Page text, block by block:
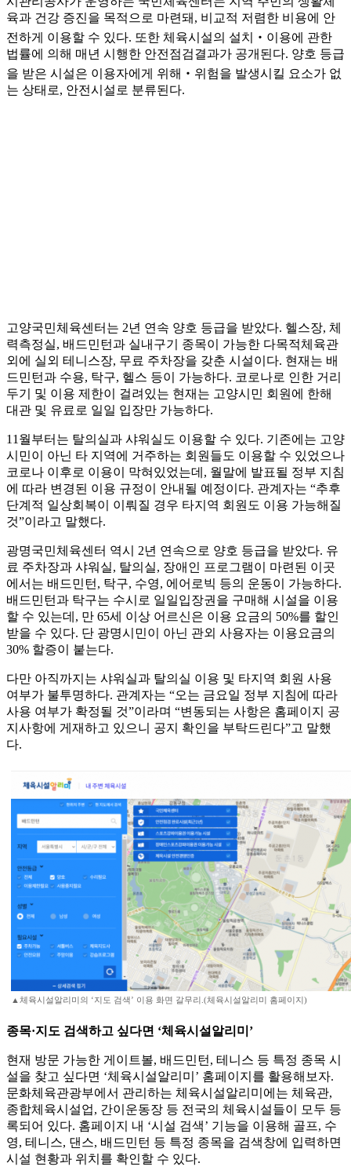
육과 건강 증진을 목적으로 마련돼, 비교적 저렴한 비용에 안
전하게 이용할 수 있다. 또한 체육시설의 설치‧이용에 관한
법률에 의해 매년 시행한 안전점검결과가 공개된다. 양호 등급
을 받은 시설은 이용자에게 위해‧위험을 발생시킬 요소가 없
는 상태로, 안전시설로 분류된다.
고양국민체육센터는 2년 연속 양호 등급을 받았다. 헬스장, 체
력측정실, 배드민턴과 실내구기 종목이 가능한 다목적체육관
외에 실외 테니스장, 무료 주차장을 갖춘 시설이다. 현재는 배
드민턴과 수용, 탁구, 헬스 등이 가능하다. 코로나로 인한 거리
두기 및 이용 제한이 걸려있는 현재는 고양시민 회원에 한해
대관 및 유료로 일일 입장만 가능하다.
11월부터는 탈의실과 샤워실도 이용할 수 있다. 기존에는 고양
시민이 아닌 타 지역에 거주하는 회원들도 이용할 수 있었으나
코로나 이후로 이용이 막혀있었는데, 월말에 발표될 정부 지침
에 따라 변경된 이용 규정이 안내될 예정이다. 관계자는 “추후
단계적 일상회복이 이뤄질 경우 타지역 회원도 이용 가능해질
것”이라고 말했다.
광명국민체육센터 역시 2년 연속으로 양호 등급을 받았다. 유
료 주차장과 샤워실, 탈의실, 장애인 프로그램이 마련된 이곳
에서는 배드민턴, 탁구, 수영, 에어로빅 등의 운동이 가능하다.
배드민턴과 탁구는 수시로 일일입장권을 구매해 시설을 이용
할 수 있는데, 만 65세 이상 어르신은 이용 요금의 50%를 할인
받을 수 있다. 단 광명시민이 아닌 관외 사용자는 이용요금의
30% 할증이 붙는다.
다만 아직까지는 샤워실과 탈의실 이용 및 타지역 회원 사용
여부가 불투명하다. 관계자는 “오는 금요일 정부 지침에 따라
사용 여부가 확정될 것”이라며 “변동되는 사항은 홈페이지 공
지사항에 게재하고 있으니 공지 확인을 부탁드린다”고 말했
다.
▲체육시설알리미의 ‘지도 검색’ 이용 화면 갈무리.(체육시설알리미 홈페이지)
종목·지도 검색하고 싶다면 ‘체육시설알리미’
현재 방문 가능한 게이트볼, 배드민턴, 테니스 등 특정 종목 시
설을 찾고 싶다면 ‘체육시설알리미’ 홈페이지를 활용해보자.
문화체육관광부에서 관리하는 체육시설알리미에는 체육관,
종합체육시설업, 간이운동장 등 전국의 체육시설들이 모두 등
록되어 있다. 홈페이지 내 ‘시설 검색’ 기능을 이용해 골프, 수
영, 테니스, 댄스, 배드민턴 등 특정 종목을 검색창에 입력하면
시설 현황과 위치를 확인할 수 있다.